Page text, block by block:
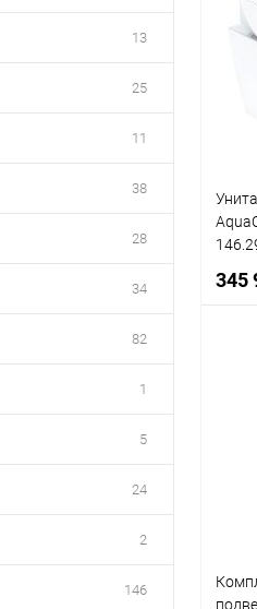
13
25
11
38
28
34
82
1
5
24
2
146
345